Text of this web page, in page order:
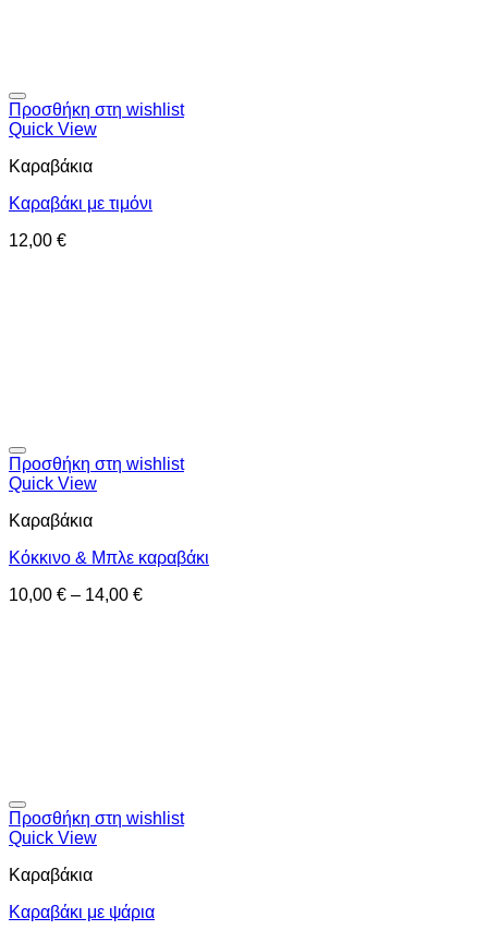
Προσθήκη στη wishlist
Quick View
Καραβάκια
Καραβάκι με τιμόνι
12,00 €
Προσθήκη στη wishlist
Quick View
Καραβάκια
Κόκκινο & Μπλε καραβάκι
10,00 € – 14,00 €
Προσθήκη στη wishlist
Quick View
Καραβάκια
Καραβάκι με ψάρια